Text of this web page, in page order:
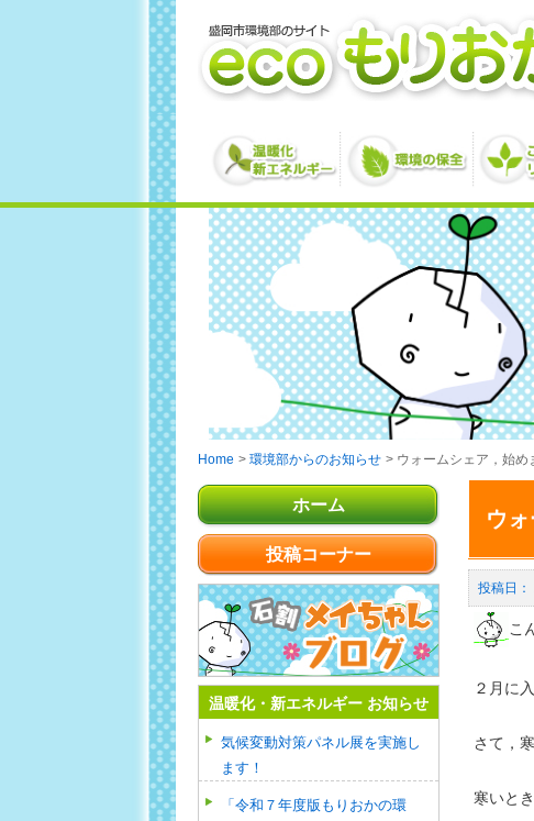
Home 環境部からのお知らせ ウォームシェア，始め
ホーム
投稿コーナー
温暖化・新エネルギー お知らせ
気候変動対策パネル展を実施し
ます！
「令和７年度版もりおかの環
ウ
こ
２月に
さて，
寒いと